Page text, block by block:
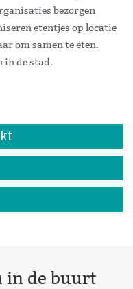
bezorgen
etentjes op locatie
om samen te eten.
in de stad.
in de buurt